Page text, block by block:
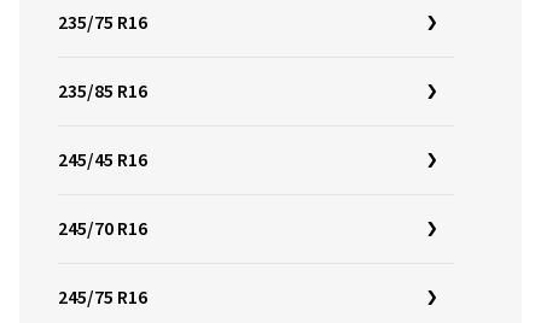
235/75 R16
235/85 R16
245/45 R16
245/70 R16
245/75 R16